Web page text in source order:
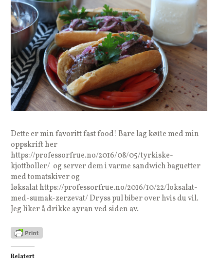
Dette er min favoritt fast food! Bare lag køfte med min
oppskrift her
https://professorfrue.no/2016/08/05/tyrkiske-
kjottboller/ og server dem i varme sandwich baguetter
med tomatskiver og
løksalat https://professorfrue.no/2016/10/22/loksalat-
med-sumak-zerzevat/ Dryss pul biber over hvis du vil.
Jeg liker å drikke ayran ved siden av.
Relatert